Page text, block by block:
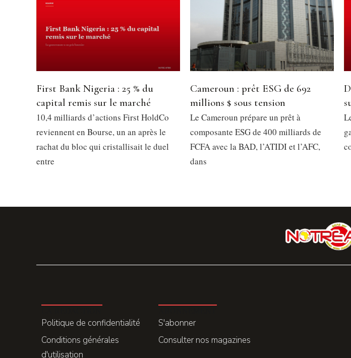
First Bank Nigeria : 25 % du
capital remis sur le marché
10,4 milliards d’actions First HoldCo
reviennent en Bourse, un an après le
rachat du bloc qui cristallisait le duel
entre
Cameroun : prêt ESG de 692
millions $ sous tension
Le Cameroun prépare un prêt à
composante ESG de 400 milliards de
FCFA avec la BAD, l’ATIDI et l’AFC,
dans
Politique de confidentialité
Conditions générales
d'utilisation
S'abonner
Consulter nos magazines